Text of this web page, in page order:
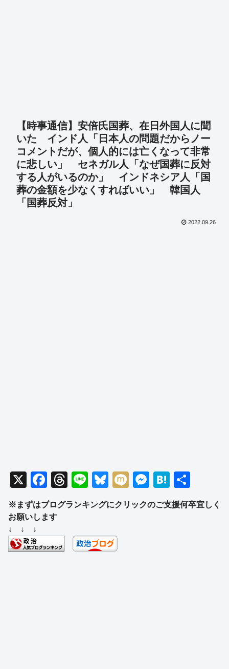
【時事通信】安倍氏国葬、在日外国人に聞
いた インド人「日本人の問題だからノー
コメントだが、個人的には亡くなって非常
に悲しい」 セネガル人「なぜ国葬に反対
する人がいるのか」 インドネシア人「国
葬の金額を少なくすればいい」 韓国人
「国葬反対」
2022.09.26
X
F
a
c
b
T
hr
e
d
Li
n
e
Bl
e
y
M
ixi
M
ss
H
at
e
有
※まずはブログランキングにクリックのご支援何卒宜しく
お願いします
↓ ↓ ↓